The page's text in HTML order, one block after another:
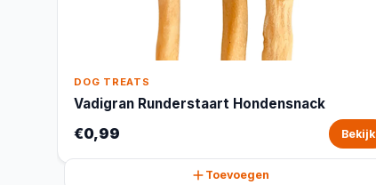
DOG TREATS
Vadigran Runderstaart Hondensnack
€0,99 Bekijk
Toevoegen